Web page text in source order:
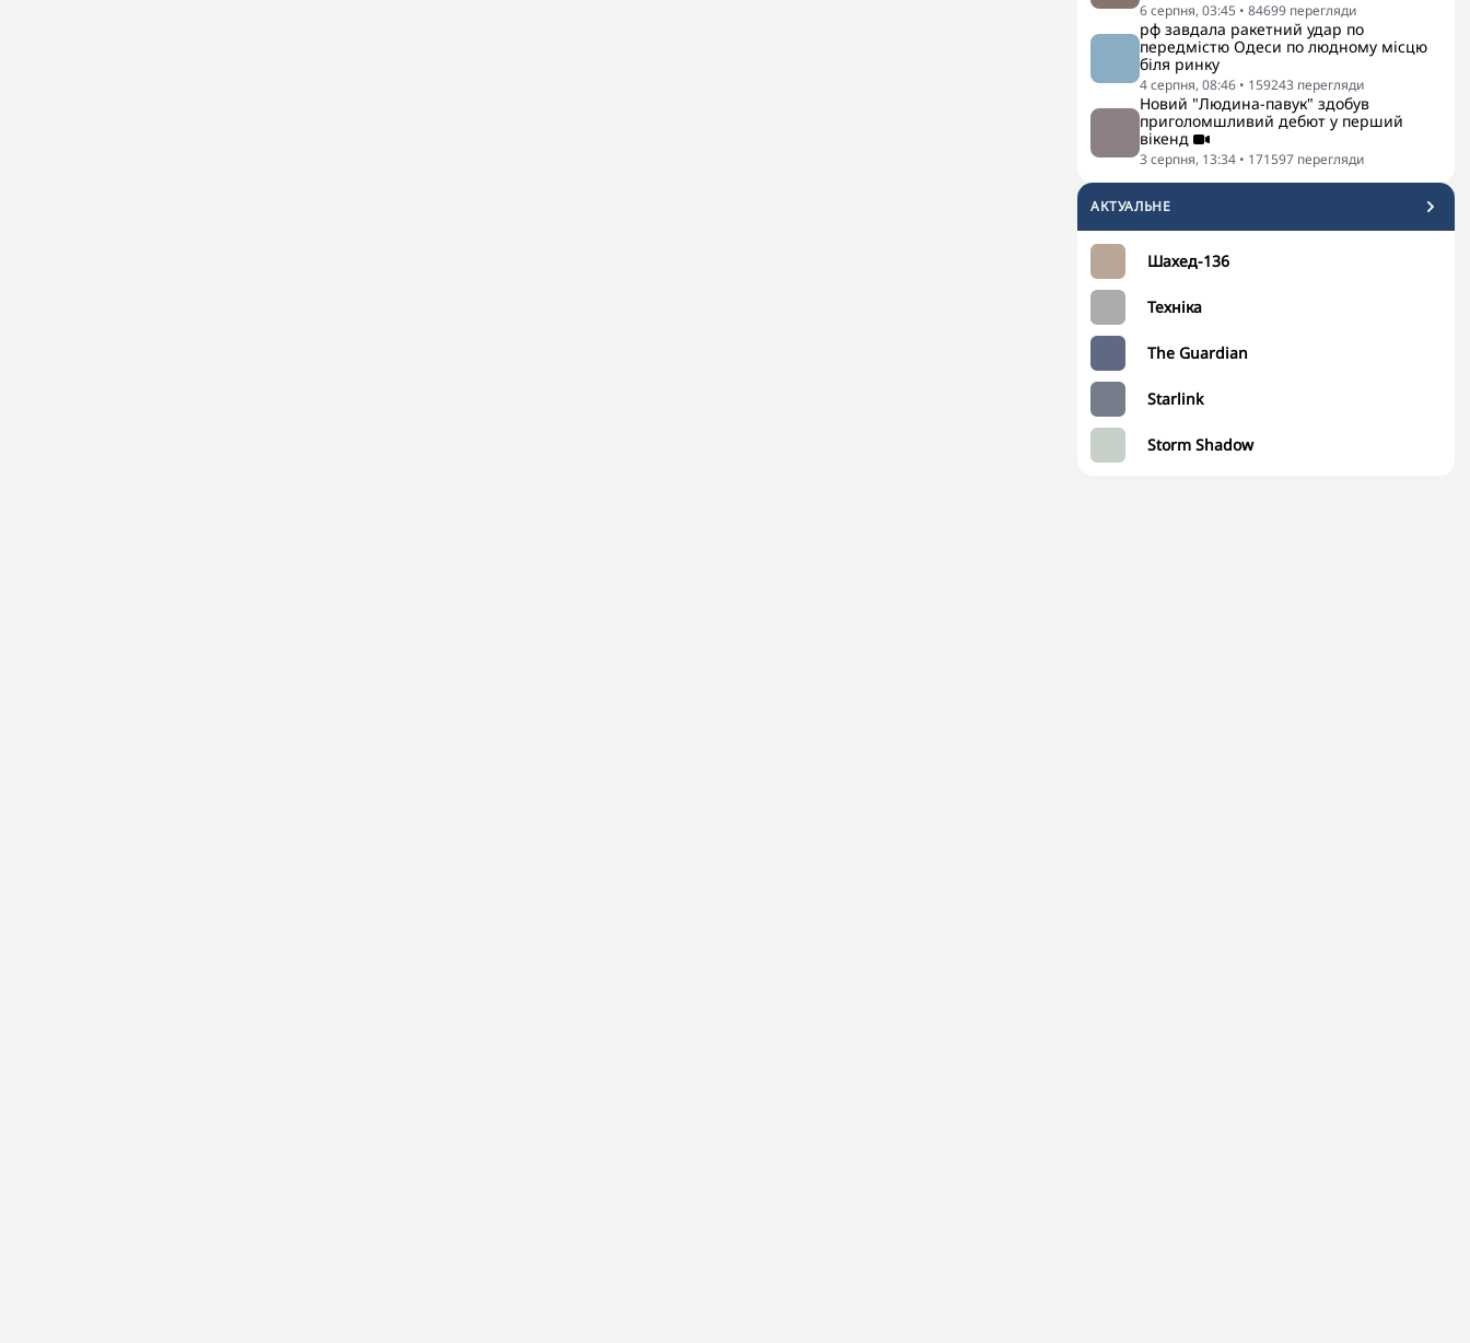
6 серпня, 03:45 • 84699 перегляди
рф завдала ракетний удар по
передмістю Одеси по людному місцю
біля ринку
4 серпня, 08:46 • 159243 перегляди
Новий "Людина-павук" здобув
приголомшливий дебют у перший
вікенд
3 серпня, 13:34 • 171597 перегляди
АКТУАЛЬНЕ
Шахед-136
Техніка
The Guardian
Starlink
Storm Shadow